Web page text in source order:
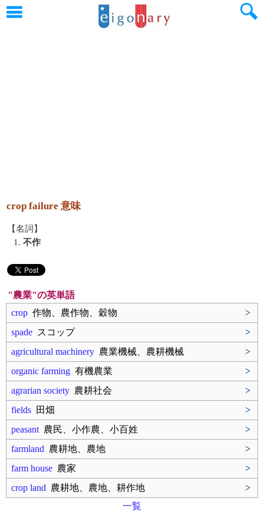
crop failure 意味
【名詞】
1. 不作
"農業"の英単語
crop 作物、農作物、穀物
>
spade スコップ
>
agricultural machinery 農業機械、農耕機械
>
organic farming 有機農業
>
agrarian society 農耕社会
>
fields 田畑
>
peasant 農民、小作農、小百姓
>
farmland 農耕地、農地
>
farm house 農家
>
crop land 農耕地、農地、耕作地
>
一覧